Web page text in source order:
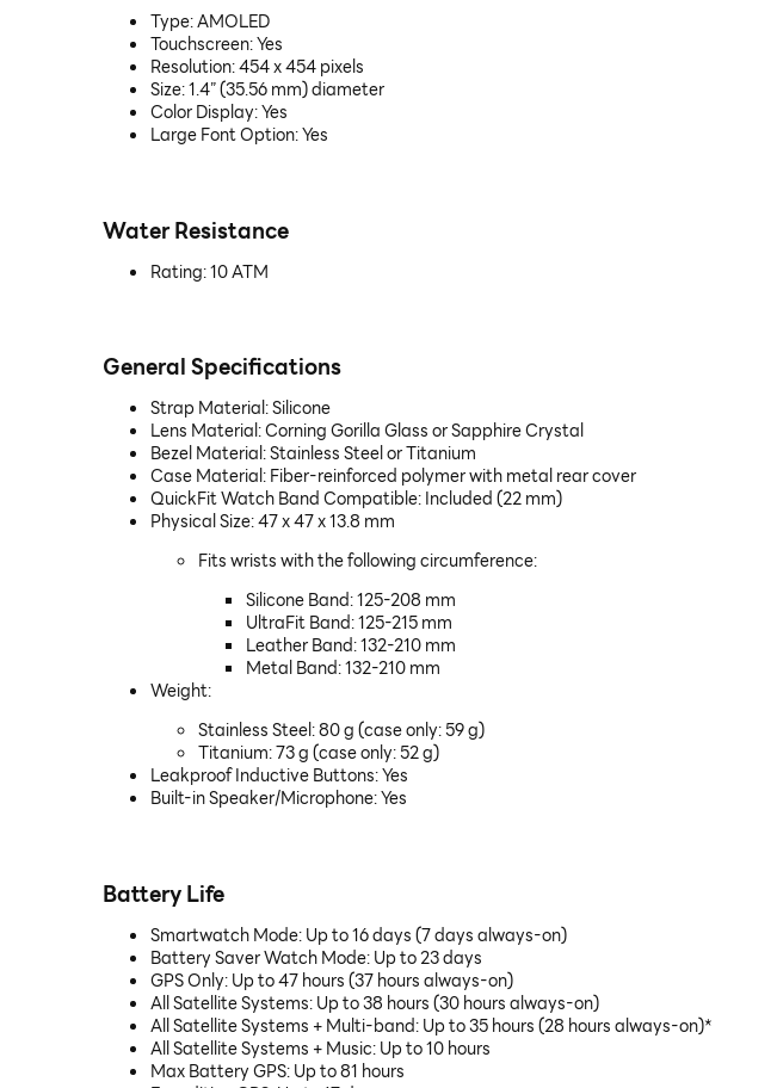
Type: AMOLED
Touchscreen: Yes
Resolution: 454 x 454 pixels
Size: 1.4” (35.56 mm) diameter
Color Display: Yes
Large Font Option: Yes
Water Resistance
Rating: 10 ATM
General Specifications
Strap Material: Silicone
Lens Material: Corning Gorilla Glass or Sapphire Crystal
Bezel Material: Stainless Steel or Titanium
Case Material: Fiber-reinforced polymer with metal rear cover
QuickFit Watch Band Compatible: Included (22 mm)
Physical Size: 47 x 47 x 13.8 mm
Fits wrists with the following circumference:
Silicone Band: 125-208 mm
UltraFit Band: 125-215 mm
Leather Band: 132-210 mm
Metal Band: 132-210 mm
Weight:
Stainless Steel: 80 g (case only: 59 g)
Titanium: 73 g (case only: 52 g)
Leakproof Inductive Buttons: Yes
Built-in Speaker/Microphone: Yes
Battery Life
Smartwatch Mode: Up to 16 days (7 days always-on)
Battery Saver Watch Mode: Up to 23 days
GPS Only: Up to 47 hours (37 hours always-on)
All Satellite Systems: Up to 38 hours (30 hours always-on)
All Satellite Systems + Multi-band: Up to 35 hours (28 hours always-on)*
All Satellite Systems + Music: Up to 10 hours
Max Battery GPS: Up to 81 hours